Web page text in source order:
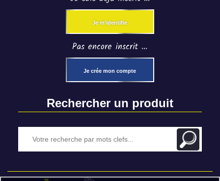
Je m'identifie
Pas encore inscrit ...
Je crée mon compte
Rechercher un produit